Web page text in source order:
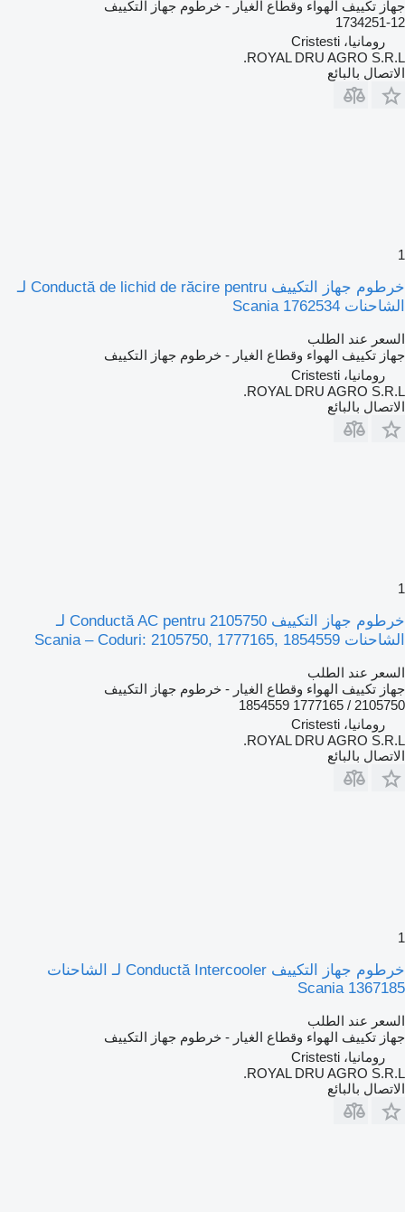
جهاز تكييف الهواء وقطاع الغيار - خرطوم جهاز التكييف
1734251-12
رومانيا، Cristesti
ROYAL DRU AGRO S.R.L.
الاتصال بالبائع
1
خرطوم جهاز التكييف Conductă de lichid de răcire pentru لـ
الشاحنات Scania 1762534
السعر عند الطلب
جهاز تكييف الهواء وقطاع الغيار - خرطوم جهاز التكييف
رومانيا، Cristesti
ROYAL DRU AGRO S.R.L.
الاتصال بالبائع
1
خرطوم جهاز التكييف Conductă AC pentru 2105750 لـ
الشاحنات Scania – Coduri: 2105750, 1777165, 1854559
السعر عند الطلب
جهاز تكييف الهواء وقطاع الغيار - خرطوم جهاز التكييف
2105750 / 1777165 1854559
رومانيا، Cristesti
ROYAL DRU AGRO S.R.L.
الاتصال بالبائع
1
خرطوم جهاز التكييف Conductă Intercooler لـ الشاحنات
Scania 1367185
السعر عند الطلب
جهاز تكييف الهواء وقطاع الغيار - خرطوم جهاز التكييف
رومانيا، Cristesti
ROYAL DRU AGRO S.R.L.
الاتصال بالبائع